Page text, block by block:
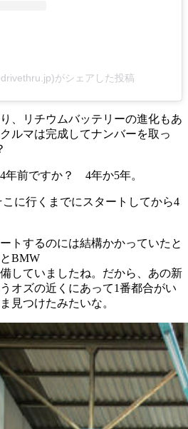
がシェアした投稿
、リチウムバッテリーの進化もあ
ルマは完成してナンバーを取っ
年前ですか？ 4年か5年。
こに行くまでにスタートしてから4
トするのには結構かかっていたと
BMW
していましたね。だから、あの新
オズの近くにあって1番都合がい
見つけたみたいな。